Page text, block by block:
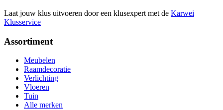
Laat jouw klus uitvoeren door een klusexpert met de Karwei
Klusservice
Assortiment
Meubelen
Raamdecoratie
Verlichting
Vloeren
Tuin
Alle merken